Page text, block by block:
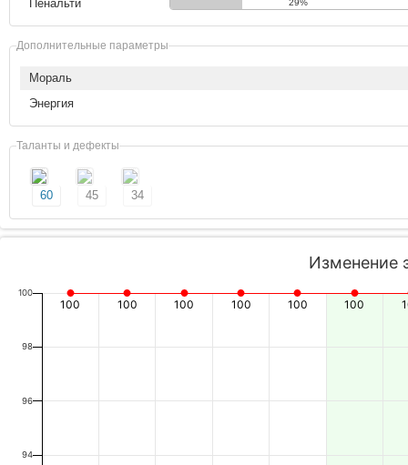
Пенальти 29%
Дополнительные параметры
Мораль
Энергия
Таланты и дефекты
60 45 34
Изменение
100 100 100 100 100 100
94
96
98
100